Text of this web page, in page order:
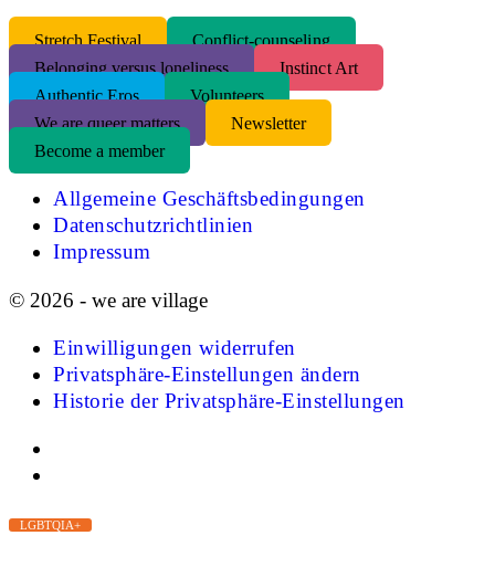
Stretch Festival
Conflict-counseling
Belonging versus loneliness
Instinct Art
Authentic Eros
Volunteers
We are queer matters
Newsletter
Become a member
Allgemeine Geschäftsbedingungen
Datenschutzrichtlinien
Impressum
© 2026 - we are village
Einwilligungen widerrufen
Privatsphäre-Einstellungen ändern
Historie der Privatsphäre-Einstellungen
LGBTQIA+